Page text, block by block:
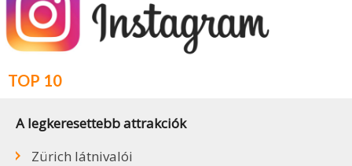
TOP 10
A legkeresettebb attrakciók
Zürich látnivalói